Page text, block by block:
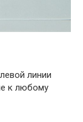
линии
к любому